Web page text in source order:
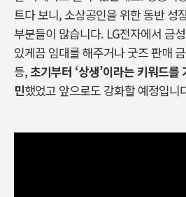
트다 보니,소상공인을 위한 동반 성
부분들이 많습니다. LG전자에서 금
있게끔 임대를 해주거나 굿즈 판매
등,초기부터 ‘상생’이라는 키워드를
민했었고 앞으로도 강화할 예정입니